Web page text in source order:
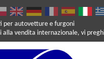
per autovetture e furgoni
alla vendita internazionale, vi